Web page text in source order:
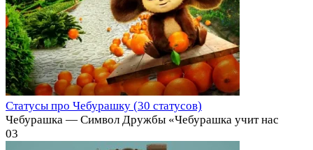
Статусы про Чебурашку (30 статусов)
Чебурашка — Символ Дружбы «Чебурашка учит нас
03